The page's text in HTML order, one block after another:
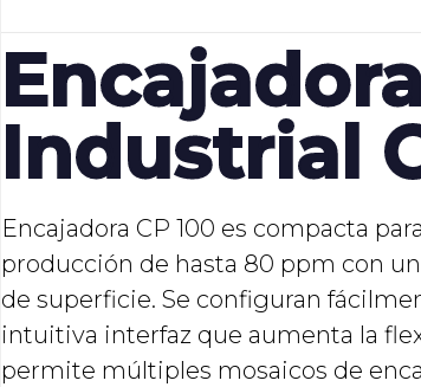
Encajadora
Industrial
Encajadora CP 100 es compacta
producción de hasta 80 ppm con
de superficie. Se configuran
intuitiva interfaz que aumenta la
permite múltiples mosaicos de